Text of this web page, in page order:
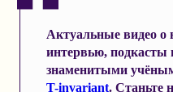
Актуальные видео о
интервью, подкасты
знаменитыми
T-invariant. Станьте